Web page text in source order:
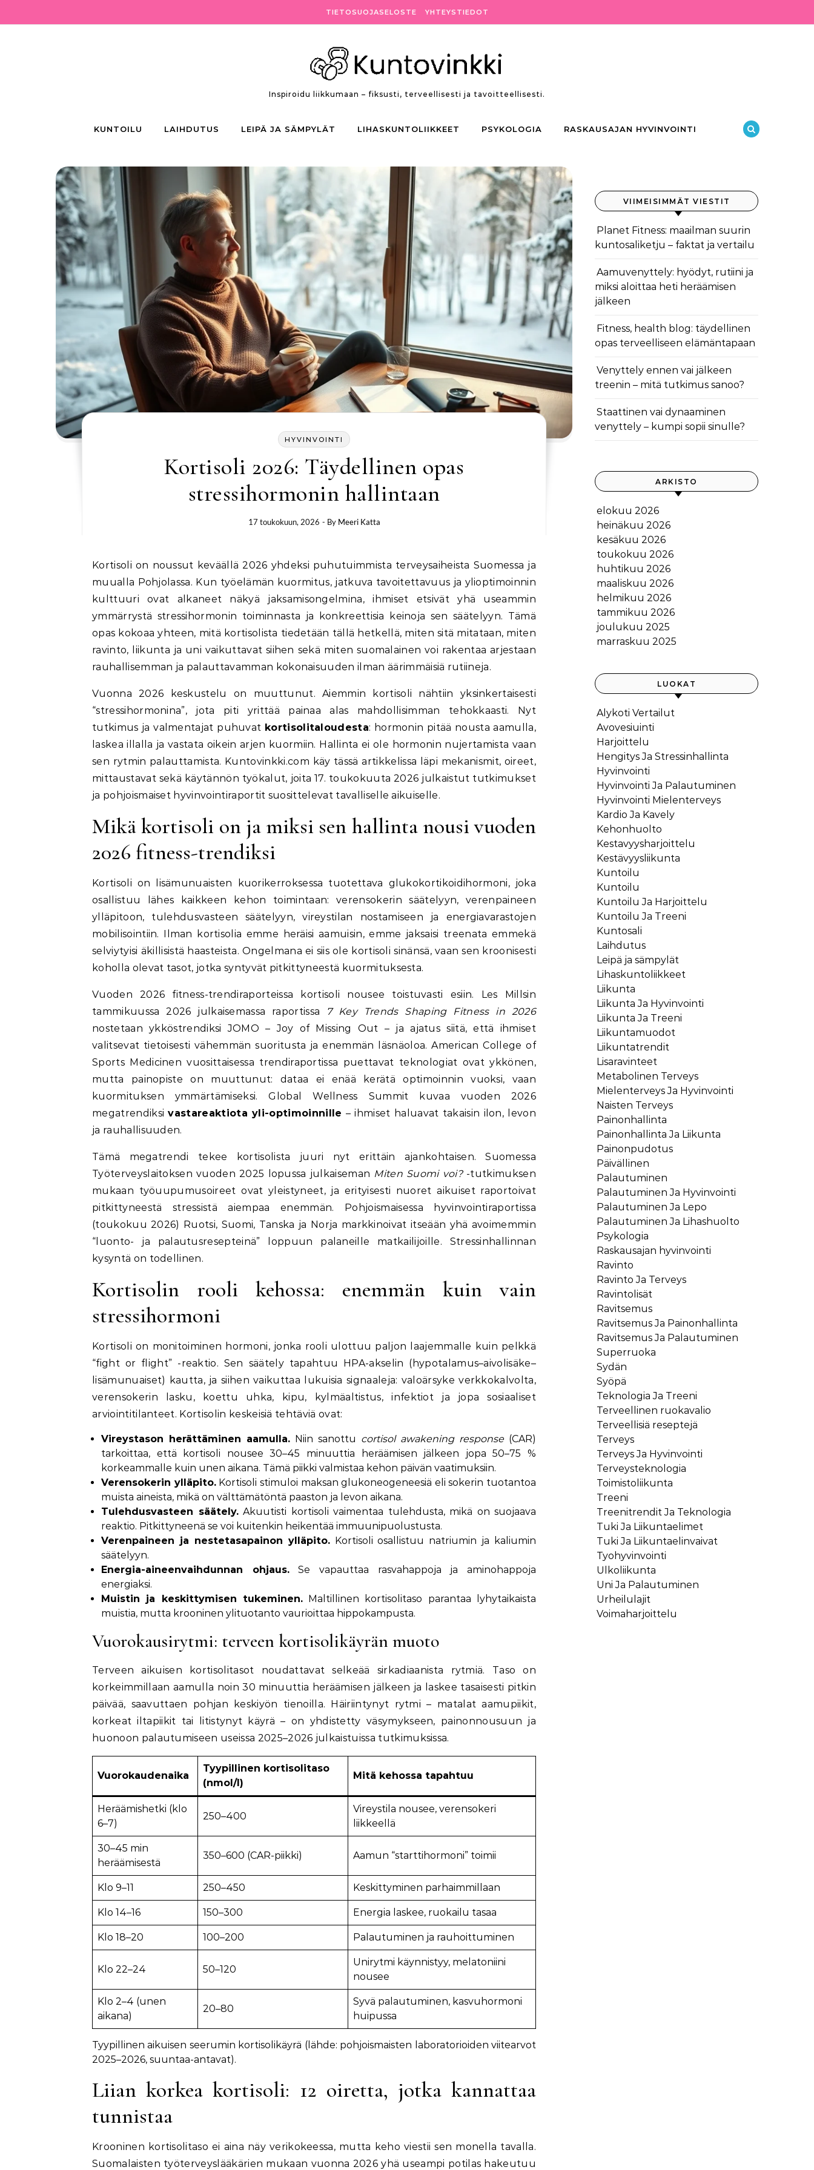
TIETOSUOJASELOSTE YHTEYSTIEDOT
Inspiroidu liikkumaan – fiksusti, terveellisesti ja tavoitteellisesti.
KUNTOILU LAIHDUTUS LEIPÄ JA SÄMPYLÄT LIHASKUNTOLIIKKEET PSYKOLOGIA RASKAUSAJAN HYVINVOINTI
HYVINVOINTI
Kortisoli 2026: Täydellinen opas
stressihormonin hallintaan
17 toukokuun, 2026 - By Meeri Katta
Kortisoli on noussut keväällä 2026 yhdeksi puhutuimmista terveysaiheista Suomessa ja
muualla Pohjolassa. Kun työelämän kuormitus, jatkuva tavoitettavuus ja ylioptimoinnin
kulttuuri ovat alkaneet näkyä jaksamisongelmina, ihmiset etsivät yhä useammin
ymmärrystä stressihormonin toiminnasta ja konkreettisia keinoja sen säätelyyn. Tämä
opas kokoaa yhteen, mitä kortisolista tiedetään tällä hetkellä, miten sitä mitataan, miten
ravinto, liikunta ja uni vaikuttavat siihen sekä miten suomalainen voi rakentaa arjestaan
rauhallisemman ja palauttavamman kokonaisuuden ilman äärimmäisiä rutiineja.
Vuonna 2026 keskustelu on muuttunut. Aiemmin kortisoli nähtiin yksinkertaisesti
“stressihormonina”, jota piti yrittää painaa alas mahdollisimman tehokkaasti. Nyt
tutkimus ja valmentajat puhuvat kortisolitaloudesta: hormonin pitää nousta aamulla,
laskea illalla ja vastata oikein arjen kuormiin. Hallinta ei ole hormonin nujertamista vaan
sen rytmin palauttamista. Kuntovinkki.com käy tässä artikkelissa läpi mekanismit, oireet,
mittaustavat sekä käytännön työkalut, joita 17. toukokuuta 2026 julkaistut tutkimukset
ja pohjoismaiset hyvinvointiraportit suosittelevat tavalliselle aikuiselle.
Mikä kortisoli on ja miksi sen hallinta nousi vuoden
2026 fitness-trendiksi
Kortisoli on lisämunuaisten kuorikerroksessa tuotettava glukokortikoidihormoni, joka
osallistuu lähes kaikkeen kehon toimintaan: verensokerin säätelyyn, verenpaineen
ylläpitoon, tulehdusvasteen säätelyyn, vireystilan nostamiseen ja energiavarastojen
mobilisointiin. Ilman kortisolia emme heräisi aamuisin, emme jaksaisi treenata emmekä
selviytyisi äkillisistä haasteista. Ongelmana ei siis ole kortisoli sinänsä, vaan sen kroonisesti
koholla olevat tasot, jotka syntyvät pitkittyneestä kuormituksesta.
Vuoden 2026 fitness-trendiraporteissa kortisoli nousee toistuvasti esiin. Les Millsin
tammikuussa 2026 julkaisemassa raportissa
7 Key Trends Shaping Fitness in 2026
nostetaan ykköstrendiksi JOMO – Joy of Missing Out – ja ajatus siitä, että ihmiset
valitsevat tietoisesti vähemmän suoritusta ja enemmän läsnäoloa. American College of
Sports Medicinen vuosittaisessa trendiraportissa puettavat teknologiat ovat ykkönen,
mutta painopiste on muuttunut: dataa ei enää kerätä optimoinnin vuoksi, vaan
kuormituksen ymmärtämiseksi. Global Wellness Summit kuvaa vuoden 2026
megatrendiksivastareaktiota yli-optimoinnille – ihmiset haluavat takaisin ilon, levon
ja rauhallisuuden.
Tämä megatrendi tekee kortisolista juuri nyt erittäin ajankohtaisen. Suomessa
Työterveyslaitoksen vuoden 2025 lopussa julkaiseman Miten Suomi voi?-tutkimuksen
mukaan työuupumusoireet ovat yleistyneet, ja erityisesti nuoret aikuiset raportoivat
pitkittyneestä stressistä aiempaa enemmän. Pohjoismaisessa hyvinvointiraportissa
(toukokuu 2026) Ruotsi, Suomi, Tanska ja Norja markkinoivat itseään yhä avoimemmin
“luonto- ja palautusresepteinä” loppuun palaneille matkailijoille. Stressinhallinnan
kysyntä on todellinen.
Kortisolin rooli kehossa: enemmän kuin vain
stressihormoni
Kortisoli on monitoiminen hormoni, jonka rooli ulottuu paljon laajemmalle kuin pelkkä
“fight or flight” -reaktio. Sen säätely tapahtuu HPA-akselin (hypotalamus–aivolisäke–
lisämunuaiset) kautta, ja siihen vaikuttaa lukuisia signaaleja: valoärsyke verkkokalvolta,
verensokerin lasku, koettu uhka, kipu, kylmäaltistus, infektiot ja jopa sosiaaliset
arviointitilanteet. Kortisolin keskeisiä tehtäviä ovat:
Vireystason herättäminen aamulla. Niin sanottu cortisol awakening response(CAR)
tarkoittaa, että kortisoli nousee 30–45 minuuttia heräämisen jälkeen jopa 50–75 %
korkeammalle kuin unen aikana. Tämä piikki valmistaa kehon päivän vaatimuksiin.
Verensokerin ylläpito.Kortisoli stimuloi maksan glukoneogeneesiä eli sokerin tuotantoa
muista aineista, mikä on välttämätöntä paaston ja levon aikana.
Tulehdusvasteen säätely.Akuutisti kortisoli vaimentaa tulehdusta, mikä on suojaava
reaktio. Pitkittyneenä se voi kuitenkin heikentää immuunipuolustusta.
Verenpaineen ja nestetasapainon ylläpito.Kortisoli osallistuu natriumin ja kaliumin
säätelyyn.
Energia-aineenvaihdunnan ohjaus.Se vapauttaa rasvahappoja ja aminohappoja
energiaksi.
Muistin ja keskittymisen tukeminen.Maltillinen kortisolitaso parantaa lyhytaikaista
muistia, mutta krooninen ylituotanto vaurioittaa hippokampusta.
Vuorokausirytmi: terveen kortisolikäyrän muoto
Terveen aikuisen kortisolitasot noudattavat selkeää sirkadiaanista rytmiä. Taso on
korkeimmillaan aamulla noin 30 minuuttia heräämisen jälkeen ja laskee tasaisesti pitkin
päivää, saavuttaen pohjan keskiyön tienoilla. Häiriintynyt rytmi – matalat aamupiikit,
korkeat iltapiikit tai litistynyt käyrä – on yhdistetty väsymykseen, painonnousuun ja
huonoon palautumiseen useissa 2025–2026 julkaistuissa tutkimuksissa.
Vuorokaudenaika
Tyypillinen kortisolitaso
(nmol/l)
Mitä kehossa tapahtuu
Heräämishetki (klo
6–7)
250–400
Vireystila nousee, verensokeri
liikkeellä
30–45 min
heräämisestä
350–600 (CAR-piikki) Aamun “starttihormoni” toimii
Klo 9–11 250–450 Keskittyminen parhaimmillaan
Klo 14–16 150–300 Energia laskee, ruokailu tasaa
Klo 18–20 100–200 Palautuminen ja rauhoittuminen
Klo 22–24 50–120
Unirytmi käynnistyy, melatoniini
nousee
Klo 2–4 (unen
aikana)
20–80
Syvä palautuminen, kasvuhormoni
huipussa
Tyypillinen aikuisen seerumin kortisolikäyrä (lähde: pohjoismaisten laboratorioiden viitearvot
2025–2026, suuntaa-antavat).
Liian korkea kortisoli: 12 oiretta, jotka kannattaa
tunnistaa
Krooninen kortisolitaso ei aina näy verikokeessa, mutta keho viestii sen monella tavalla.
Suomalaisten työterveyslääkärien mukaan vuonna 2026 yhä useampi potilas hakeutuu
VIIMEISIMMÄT VIESTIT
Planet Fitness: maailman suurin
kuntosaliketju – faktat ja vertailu
Aamuvenyttely: hyödyt, rutiini ja
miksi aloittaa heti heräämisen
jälkeen
Fitness, health blog: täydellinen
opas terveelliseen elämäntapaan
Venyttely ennen vai jälkeen
treenin – mitä tutkimus sanoo?
Staattinen vai dynaaminen
venyttely – kumpi sopii sinulle?
ARKISTO
elokuu 2026
heinäkuu 2026
kesäkuu 2026
toukokuu 2026
huhtikuu 2026
maaliskuu 2026
helmikuu 2026
tammikuu 2026
joulukuu 2025
marraskuu 2025
LUOKAT
Alykoti Vertailut
Avovesiuinti
Harjoittelu
Hengitys Ja Stressinhallinta
Hyvinvointi
Hyvinvointi Ja Palautuminen
Hyvinvointi Mielenterveys
Kardio Ja Kavely
Kehonhuolto
Kestavyysharjoittelu
Kestävyysliikunta
Kuntoilu
Kuntoilu
Kuntoilu Ja Harjoittelu
Kuntoilu Ja Treeni
Kuntosali
Laihdutus
Leipä ja sämpylät
Lihaskuntoliikkeet
Liikunta
Liikunta Ja Hyvinvointi
Liikunta Ja Treeni
Liikuntamuodot
Liikuntatrendit
Lisaravinteet
Metabolinen Terveys
Mielenterveys Ja Hyvinvointi
Naisten Terveys
Painonhallinta
Painonhallinta Ja Liikunta
Painonpudotus
Päivällinen
Palautuminen
Palautuminen Ja Hyvinvointi
Palautuminen Ja Lepo
Palautuminen Ja Lihashuolto
Psykologia
Raskausajan hyvinvointi
Ravinto
Ravinto Ja Terveys
Ravintolisät
Ravitsemus
Ravitsemus Ja Painonhallinta
Ravitsemus Ja Palautuminen
Superruoka
Sydän
Syöpä
Teknologia Ja Treeni
Terveellinen ruokavalio
Terveellisiä reseptejä
Terveys
Terveys Ja Hyvinvointi
Terveysteknologia
Toimistoliikunta
Treeni
Treenitrendit Ja Teknologia
Tuki Ja Liikuntaelimet
Tuki Ja Liikuntaelinvaivat
Tyohyvinvointi
Ulkoliikunta
Uni Ja Palautuminen
Urheilulajit
Voimaharjoittelu